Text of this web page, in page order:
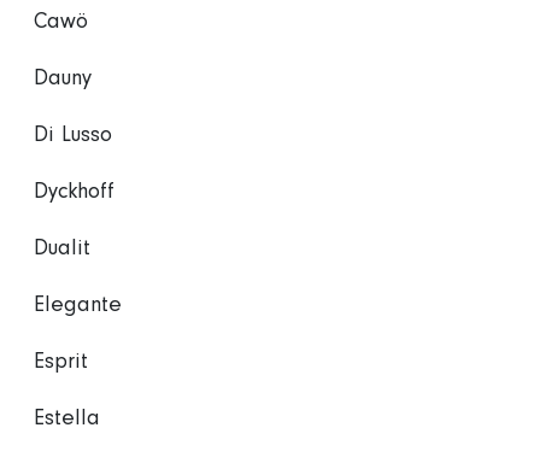
Cawö
Dauny
Di Lusso
Dyckhoff
Dualit
Elegante
Esprit
Estella